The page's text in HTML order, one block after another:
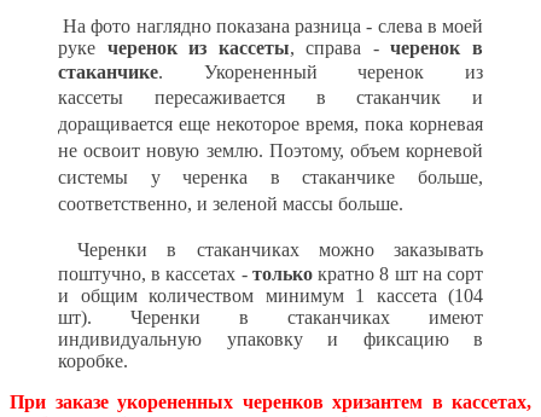
На фото наглядно показана разница - слева в моей
руке черенок из кассеты, справа -черенок в
стаканчике. Укорененный черенок из
кассеты пересаживается в стаканчик и
доращивается еще некоторое время, пока корневая
не освоит новую землю. Поэтому, объем корневой
системы у черенка в стаканчике больше,
соответственно, и зеленой массы больше.
Черенки в стаканчиках можно заказывать
поштучно, в кассетах - толькократно 8 шт на сорт
и общим количеством минимум 1 кассета (104
шт). Черенки в стаканчиках имеют
индивидуальную упаковку и фиксацию в
коробке.
При заказе укорененных черенков хризантем в кассетах,